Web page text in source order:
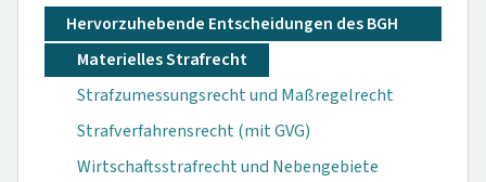
Hervorzuhebende Entscheidungen des BGH
Materielles Strafrecht
Strafzumessungsrecht und Maßregelrecht
Strafverfahrensrecht (mit GVG)
Wirtschaftsstrafrecht und Nebengebiete